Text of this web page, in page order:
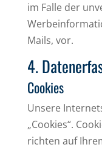
im Falle der
Mails, vor.
4.
Cookies
Unsere
„Cookies“.
richten auf